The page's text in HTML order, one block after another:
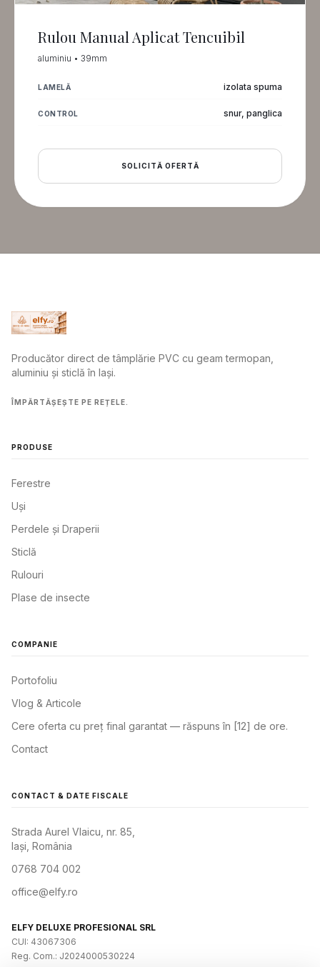
Rulou Manual Aplicat Tencuibil
aluminiu • 39mm
LAMELĂ izolata spuma
CONTROL snur, panglica
SOLICITĂ OFERTĂ
Producător direct de tâmplărie PVC cu geam termopan,
aluminiu și sticlă în Iași.
ÎMPĂRTĂȘEȘTE PE REȚELE.
PRODUSE
Ferestre
Uși
Perdele și Draperii
Sticlă
Rulouri
Plase de insecte
COMPANIE
Portofoliu
Vlog & Articole
Cere oferta cu preț final garantat — răspuns în [12] de ore.
Contact
CONTACT & DATE FISCALE
Strada Aurel Vlaicu, nr. 85,
Iași, România
0768 704 002
office@elfy.ro
ELFY DELUXE PROFESIONAL SRL
CUI: 43067306
Reg. Com.: J2024000530224